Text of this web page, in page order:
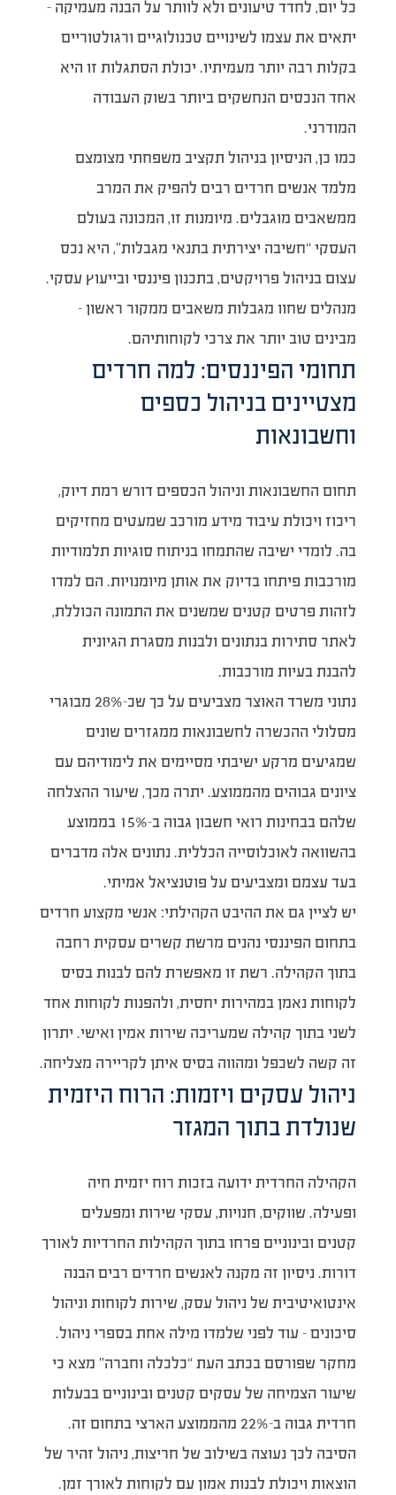
כל יום, לחדד טיעונים ולא לוותר על הבנה מעמיקה –
יתאים את עצמו לשינויים טכנולוגיים ורגולטוריים
בקלות רבה יותר מעמיתיו. יכולת הסתגלות זו היא
אחד הנכסים הנחשקים ביותר בשוק העבודה
המודרני.
כמו כן, הניסיון בניהול תקציב משפחתי מצומצם
מלמד אנשים חרדים רבים להפיק את המרב
ממשאבים מוגבלים. מיומנות זו, המכונה בעולם
העסקי “חשיבה יצירתית בתנאי מגבלות”, היא נכס
עצום בניהול פרויקטים, בתכנון פיננסי ובייעוץ עסקי.
מנהלים שחוו מגבלות משאבים ממקור ראשון –
מבינים טוב יותר את צרכי לקוחותיהם.
תחומי הפיננסים: למה חרדים
מצטיינים בניהול כספים
וחשבונאות
תחום החשבונאות וניהול הכספים דורש רמת דיוק,
ריכוז ויכולת עיבוד מידע מורכב שמעטים מחזיקים
בה. לומדי ישיבה שהתמחו בניתוח סוגיות תלמודיות
מורכבות פיתחו בדיוק את אותן מיומנויות. הם למדו
לזהות פרטים קטנים שמשנים את התמונה הכוללת,
לאתר סתירות בנתונים ולבנות מסגרת הגיונית
להבנת בעיות מורכבות.
נתוני משרד האוצר מצביעים על כך שכ-28% מבוגרי
מסלולי ההכשרה לחשבונאות ממגזרים שונים
שמגיעים מרקע ישיבתי מסיימים את לימודיהם עם
ציונים גבוהים מהממוצע. יתרה מכך, שיעור ההצלחה
שלהם בבחינות רואי חשבון גבוה ב-15% בממוצע
בהשוואה לאוכלוסייה הכללית. נתונים אלה מדברים
בעד עצמם ומצביעים על פוטנציאל אמיתי.
יש לציין גם את ההיבט הקהילתי: אנשי מקצוע חרדים
בתחום הפיננסי נהנים מרשת קשרים עסקית רחבה
בתוך הקהילה. רשת זו מאפשרת להם לבנות בסיס
לקוחות נאמן במהירות יחסית, ולהפנות לקוחות אחד
לשני בתוך קהילה שמעריכה שירות אמין ואישי. יתרון
זה קשה לשכפל ומהווה בסיס איתן לקריירה מצליחה.
ניהול עסקים ויזמות: הרוח היזמית
שנולדת בתוך המגזר
הקהילה החרדית ידועה בזכות רוח יזמית חיה
ופעילה. שווקים, חנויות, עסקי שירות ומפעלים
קטנים ובינוניים פרחו בתוך הקהילות החרדיות לאורך
דורות. ניסיון זה מקנה לאנשים חרדים רבים הבנה
אינטואיטיבית של ניהול עסק, שירות לקוחות וניהול
סיכונים – עוד לפני שלמדו מילה אחת בספרי ניהול.
מחקר שפורסם בכתב העת “כלכלה וחברה” מצא כי
שיעור הצמיחה של עסקים קטנים ובינוניים בבעלות
חרדית גבוה ב-22% מהממוצע הארצי בתחום זה.
הסיבה לכך נעוצה בשילוב של חריצות, ניהול זהיר של
הוצאות ויכולת לבנות אמון עם לקוחות לאורך זמן.